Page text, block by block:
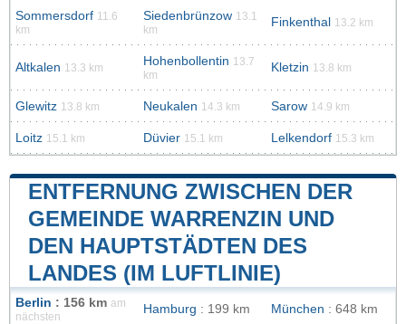
Sommersdorf 11.6
km
Siedenbrünzow 13.1
km
Finkenthal 13.2 km
Altkalen 13.3 km Hohenbollentin 13.7
km
Kletzin 13.8 km
Glewitz 13.8 km Neukalen 14.3 km Sarow 14.9 km
Loitz 15.1 km Düvier 15.1 km Lelkendorf 15.3 km
ENTFERNUNG ZWISCHEN DER
GEMEINDE WARRENZIN UND
DEN HAUPTSTÄDTEN DES
LANDES (IM LUFTLINIE)
Berlin : 156 km am
nächsten
Hamburg : 199 km München : 648 km